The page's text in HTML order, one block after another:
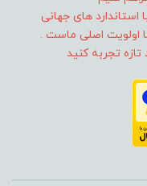
استاندارد های جهانی
اولویت اصلی ماست .
تازه تجربه کنید